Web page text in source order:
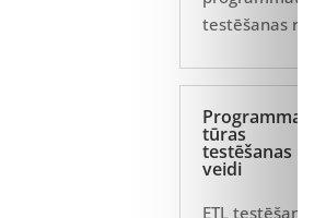
testēšanas rīki
Programma
tūras
testēšanas
veidi
ETL testēšana